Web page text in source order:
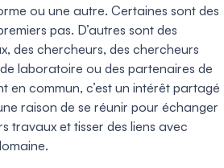
ou une autre. Certaines sont des
pas. D’autres sont des
des chercheurs, des chercheurs
laboratoire ou des partenaires de
en commun, c’est un intérêt partagé
raison de se réunir pour échanger
travaux et tisser des liens avec